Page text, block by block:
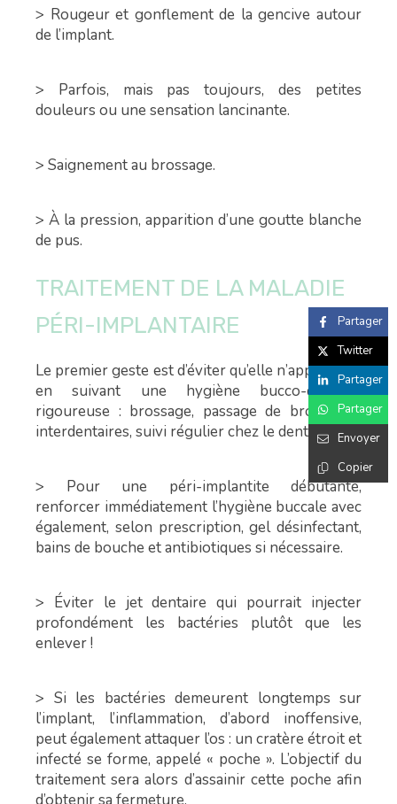
> Rougeur et gonflement de la gencive autour
de l’implant.
> Parfois, mais pas toujours, des petites
douleurs ou une sensation lancinante.
> Saignement au brossage.
> À la pression, apparition d’une goutte blanche
de pus.
TRAITEMENT DE LA MALADIE
PÉRI-IMPLANTAIRE
Le premier geste est d’éviter qu’elle n’apparaisse,
en suivant une hygiène bucco-dentaire
rigoureuse : brossage, passage de brossettes
interdentaires, suivi régulier chez le dentiste.
> Pour une péri-implantite débutante,
renforcer immédiatement l’hygiène buccale avec
également, selon prescription, gel désinfectant,
bains de bouche et antibiotiques si nécessaire.
> Éviter le jet dentaire qui pourrait injecter
profondément les bactéries plutôt que les
enlever !
> Si les bactéries demeurent longtemps sur
l’implant, l’inflammation, d’abord inoffensive,
peut également attaquer l’os : un cratère étroit et
infecté se forme, appelé « poche ». L’objectif du
traitement sera alors d’assainir cette poche afin
Partager
Twitter
Partager
Partager
Envoyer
Copier